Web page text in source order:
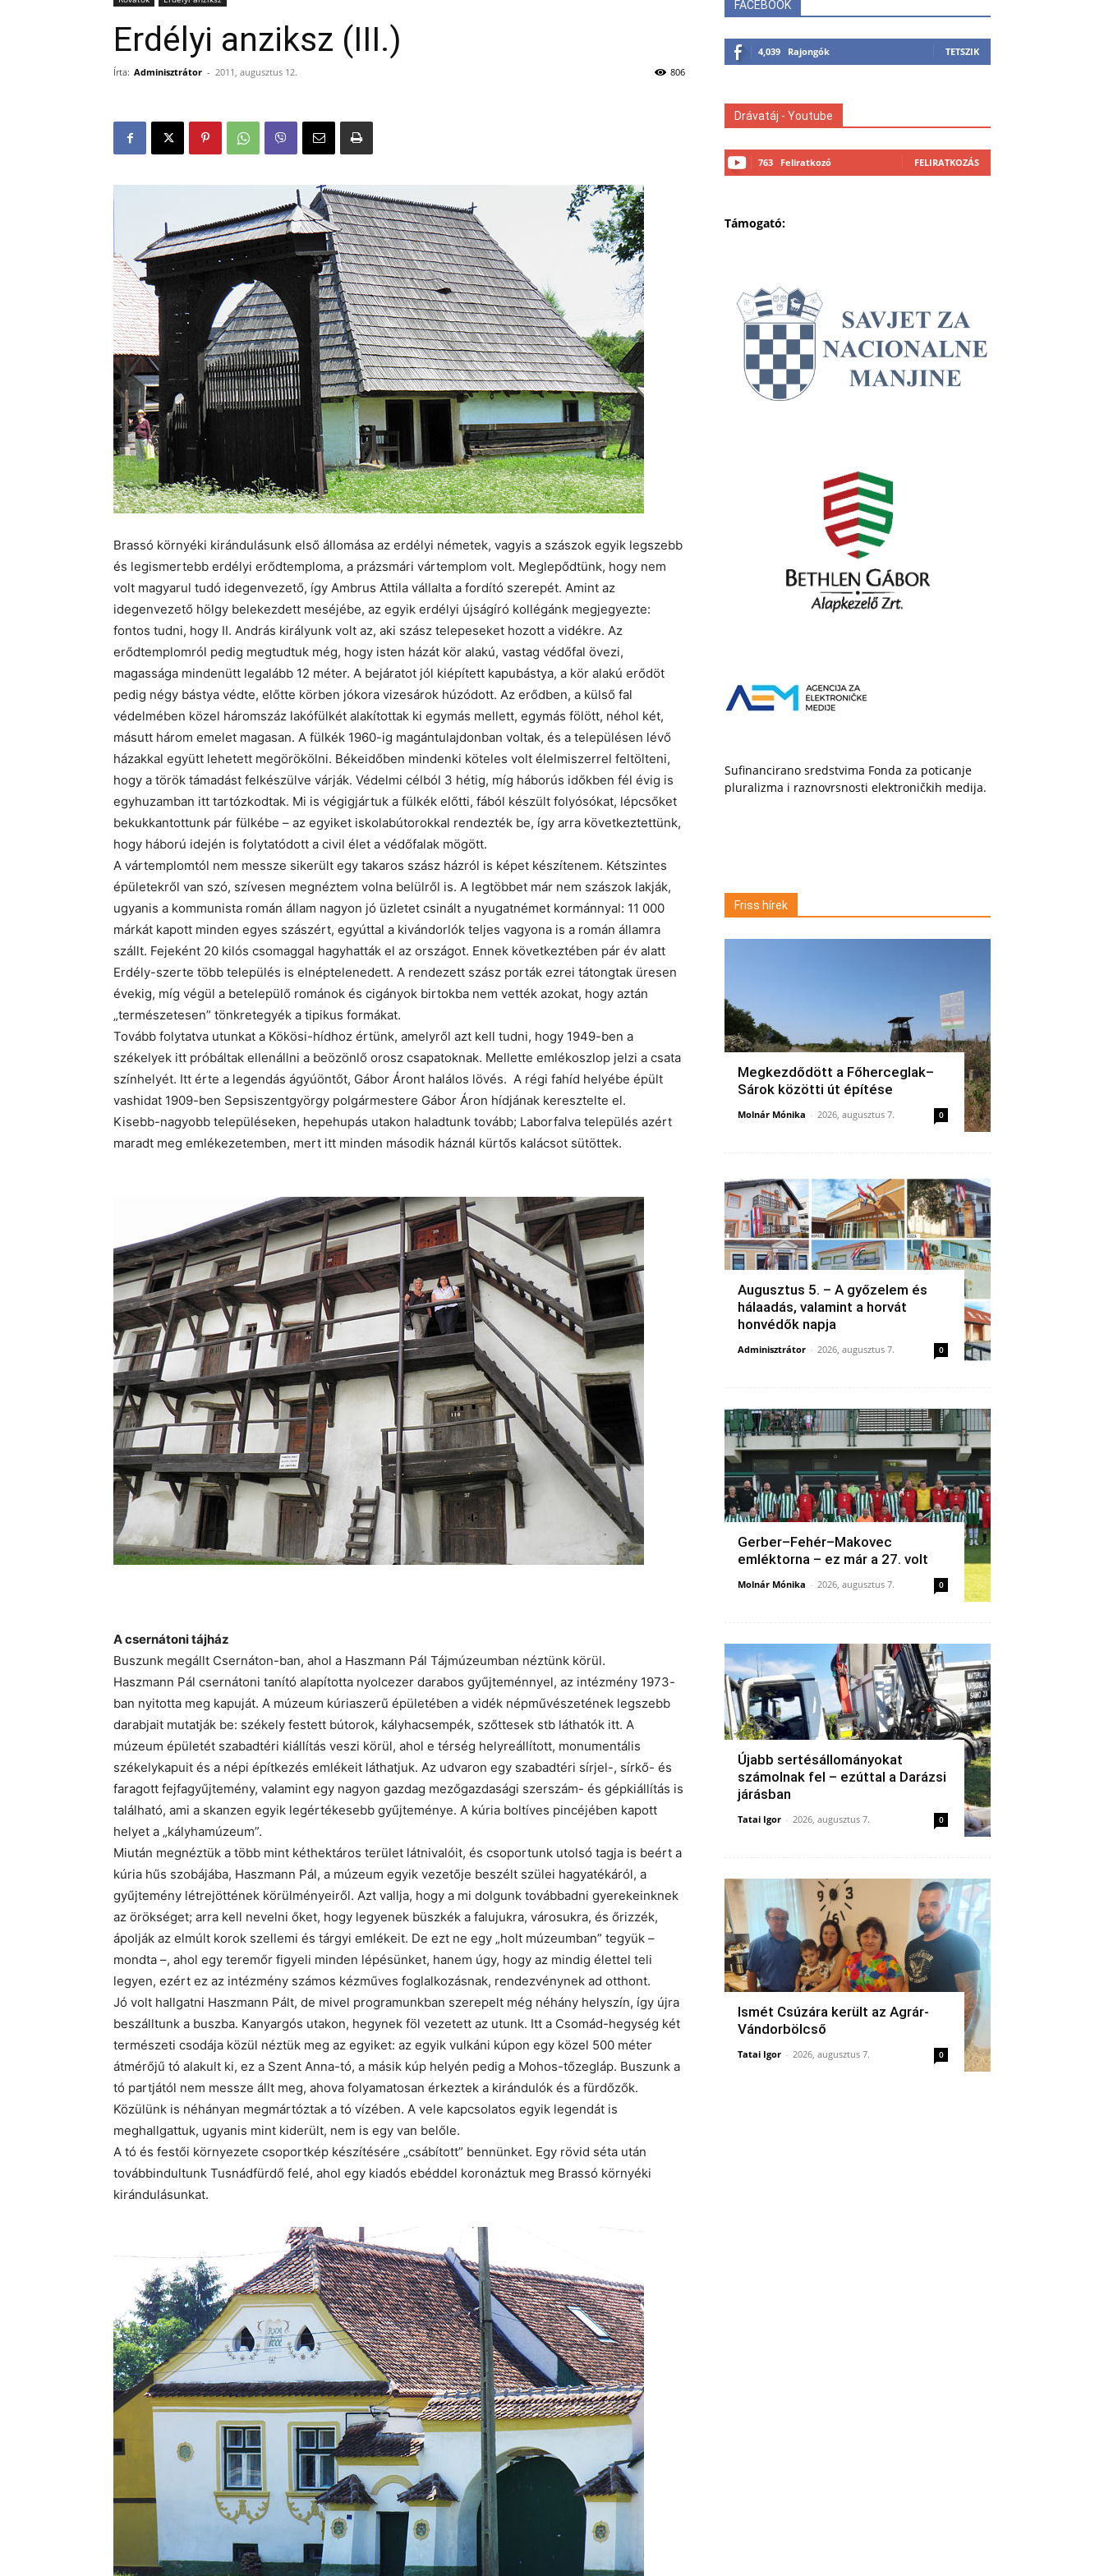
Erdélyi anziksz (III.)
Írta: Adminisztrátor - 2011, augusztus 12. 806
Brassó környéki kirándulásunk első állomása az erdélyi németek, vagyis a szászok egyik legszebb
és legismertebb erdélyi erődtemploma, a prázsmári vártemplom volt. Meglepődtünk, hogy nem
volt magyarul tudó idegenvezető, így Ambrus Attila vállalta a fordító szerepét. Amint az
idegenvezető hölgy belekezdett meséjébe, az egyik erdélyi újságíró kollégánk megjegyezte:
fontos tudni, hogy II. András királyunk volt az, aki szász telepeseket hozott a vidékre. Az
erődtemplomról pedig megtudtuk még, hogy isten házát kör alakú, vastag védőfal övezi,
magassága mindenütt legalább 12 méter. A bejáratot jól kiépített kapubástya, a kör alakú erődöt
pedig négy bástya védte, előtte körben jókora vizesárok húzódott. Az erődben, a külső fal
védelmében közel háromszáz lakófülkét alakítottak ki egymás mellett, egymás fölött, néhol két,
másutt három emelet magasan. A fülkék 1960-ig magántulajdonban voltak, és a településen lévő
házakkal együtt lehetett megörökölni. Békeidőben mindenki köteles volt élelmiszerrel feltölteni,
hogy a török támadást felkészülve várják. Védelmi célból 3 hétig, míg háborús időkben fél évig is
egyhuzamban itt tartózkodtak. Mi is végigjártuk a fülkék előtti, fából készült folyósókat, lépcsőket
bekukkantottunk pár fülkébe – az egyiket iskolabútorokkal rendezték be, így arra következtettünk,
hogy háború idején is folytatódott a civil élet a védőfalak mögött.
A vártemplomtól nem messze sikerült egy takaros szász házról is képet készítenem. Kétszintes
épületekről van szó, szívesen megnéztem volna belülről is. A legtöbbet már nem szászok lakják,
ugyanis a kommunista román állam nagyon jó üzletet csinált a nyugatnémet kormánnyal: 11 000
márkát kapott minden egyes szászért, egyúttal a kivándorlók teljes vagyona is a román államra
szállt. Fejeként 20 kilós csomaggal hagyhatták el az országot. Ennek következtében pár év alatt
Erdély-szerte több település is elnéptelenedett. A rendezett szász porták ezrei tátongtak üresen
évekig, míg végül a betelepülő románok és cigányok birtokba nem vették azokat, hogy aztán
„természetesen” tönkretegyék a tipikus formákat.
Tovább folytatva utunkat a Kökösi-hídhoz értünk, amelyről azt kell tudni, hogy 1949-ben a
székelyek itt próbáltak ellenállni a beözönlő orosz csapatoknak. Mellette emlékoszlop jelzi a csata
színhelyét. Itt érte a legendás ágyúöntőt, Gábor Áront halálos lövés. A régi fahíd helyébe épült
vashidat 1909-ben Sepsiszentgyörgy polgármestere Gábor Áron hídjának keresztelte el.
Kisebb-nagyobb településeken, hepehupás utakon haladtunk tovább; Laborfalva település azért
maradt meg emlékezetemben, mert itt minden második háznál kürtős kalácsot sütöttek.
A csernátoni tájház
Buszunk megállt Csernáton-ban, ahol a Haszmann Pál Tájmúzeumban néztünk körül.
Haszmann Pál csernátoni tanító alapította nyolcezer darabos gyűjteménnyel, az intézmény 1973-
ban nyitotta meg kapuját. A múzeum kúriaszerű épületében a vidék népművészetének legszebb
darabjait mutatják be: székely festett bútorok, kályhacsempék, szőttesek stb láthatók itt. A
múzeum épületét szabadtéri kiállítás veszi körül, ahol e térség helyreállított, monumentális
székelykapuit és a népi építkezés emlékeit láthatjuk. Az udvaron egy szabadtéri sírjel-, sírkő- és
faragott fejfagyűjtemény, valamint egy nagyon gazdag mezőgazdasági szerszám- és gépkiállítás is
található, ami a skanzen egyik legértékesebb gyűjteménye. A kúria boltíves pincéjében kapott
helyet a „kályhamúzeum”.
Miután megnéztük a több mint kéthektáros terület látnivalóit, és csoportunk utolsó tagja is beért a
kúria hűs szobájába, Haszmann Pál, a múzeum egyik vezetője beszélt szülei hagyatékáról, a
gyűjtemény létrejöttének körülményeiről. Azt vallja, hogy a mi dolgunk továbbadni gyerekeinknek
az örökséget; arra kell nevelni őket, hogy legyenek büszkék a falujukra, városukra, és őrizzék,
ápolják az elmúlt korok szellemi és tárgyi emlékeit. De ezt ne egy „holt múzeumban” tegyük –
mondta –, ahol egy teremőr figyeli minden lépésünket, hanem úgy, hogy az mindig élettel teli
legyen, ezért ez az intézmény számos kézműves foglalkozásnak, rendezvénynek ad otthont.
Jó volt hallgatni Haszmann Pált, de mivel programunkban szerepelt még néhány helyszín, így újra
beszálltunk a buszba. Kanyargós utakon, hegynek föl vezetett az utunk. Itt a Csomád-hegység két
természeti csodája közül néztük meg az egyiket: az egyik vulkáni kúpon egy közel 500 méter
átmérőjű tó alakult ki, ez a Szent Anna-tó, a másik kúp helyén pedig a Mohos-tőzegláp. Buszunk a
tó partjától nem messze állt meg, ahova folyamatosan érkeztek a kirándulók és a fürdőzők.
Közülünk is néhányan megmártóztak a tó vízében. A vele kapcsolatos egyik legendát is
meghallgattuk, ugyanis mint kiderült, nem is egy van belőle.
A tó és festői környezete csoportkép készítésére „csábított” bennünket. Egy rövid séta után
továbbindultunk Tusnádfürdő felé, ahol egy kiadós ebéddel koronáztuk meg Brassó környéki
kirándulásunkat.
FACEBOOK
4,039 Rajongók TETSZIK
Drávatáj - Youtube
763 Feliratkozó FELIRATKOZÁS
Támogató:
Sufinancirano sredstvima Fonda za poticanje
pluralizma i raznovrsnosti elektroničkih medija.
Friss hírek
Megkezdődött a Főherceglak–
Sárok közötti út építése
Molnár Mónika - 2026, augusztus 7. 0
Augusztus 5. – A győzelem és
hálaadás, valamint a horvát
honvédők napja
Adminisztrátor - 2026, augusztus 7. 0
Gerber–Fehér–Makovec
emléktorna – ez már a 27. volt
Molnár Mónika - 2026, augusztus 7. 0
Újabb sertésállományokat
számolnak fel – ezúttal a Darázsi
járásban
Tatai Igor - 2026, augusztus 7. 0
Ismét Csúzára került az Agrár-
Vándorbölcső
Tatai Igor - 2026, augusztus 7. 0